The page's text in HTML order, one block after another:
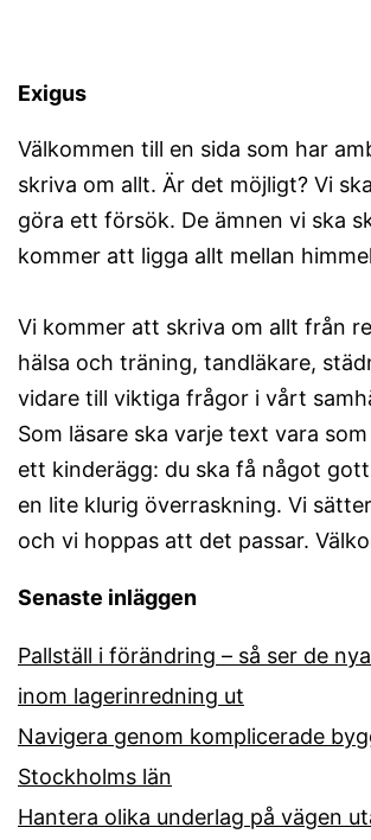
Exigus
Välkommen till en sida som har
skriva om allt. Är det möjligt? Vi
göra ett försök. De ämnen vi ska
kommer att ligga allt mellan
Vi kommer att skriva om allt från
hälsa och träning, tandläkare,
vidare till viktiga frågor i vårt
Som läsare ska varje text vara
ett kinderägg: du ska få något
en lite klurig överraskning. Vi
och vi hoppas att det passar.
Senaste inläggen
Pallställ i förändring – så ser de
inom lagerinredning ut
Navigera genom komplicerade
Stockholms län
Hantera olika underlag på vägen